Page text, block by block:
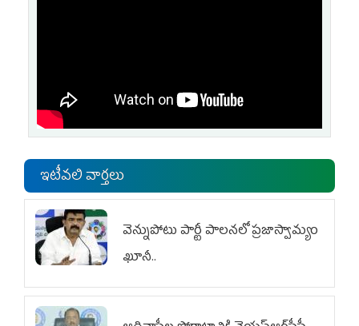
ఇటీవలి వార్తలు
వెన్నుపోటు పార్టీ పాలనలో ప్రజాస్వామ్యం
ఖూనీ..